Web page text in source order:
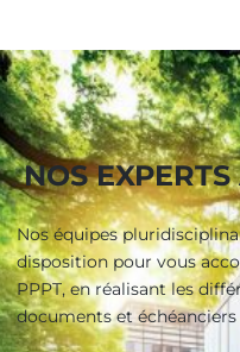
NOS
Nos équipes
disposition pour vous
PPPT, en réalisant les
documents et échéanciers